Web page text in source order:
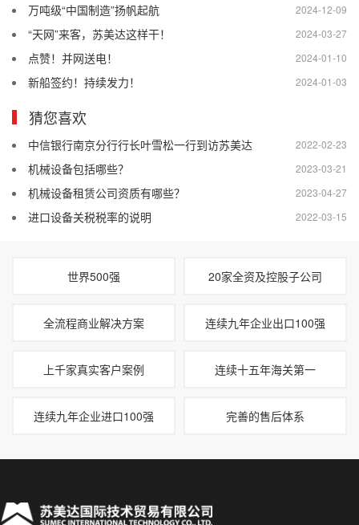
2024-12-09
万吨级“中国制造”扬帆起航
2024-03-27
“天网”来客，苏美达这样干！
2024-01-10
点赞！并网送电！
2024-01-03
新船签约！持续发力！
猜您喜欢
2022-02-23
中信银行南京分行行长叶雪松一行到访苏美达
2023-03-21
机械设备包括哪些？
2023-04-27
机械设备租赁公司资质有哪些？
2022-03-15
进口设备关税税率的说明
世界500强 20家全资及控股子公司
全流程商业解决方案 连续九年企业出口100强
上千家真实客户案例 连续十五年海关第一
连续九年企业进口100强 完善的售后体系